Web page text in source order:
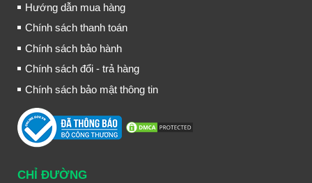
Hướng dẫn mua hàng
Chính sách thanh toán
Chính sách bảo hành
Chính sách đổi - trả hàng
Chính sách bảo mật thông tin
CHỈ ĐƯỜNG